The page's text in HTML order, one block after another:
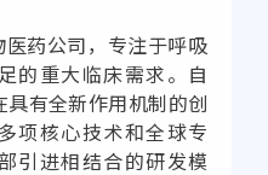
药公司，专注于呼吸
的重大临床需求。自
有全新作用机制的创
项核心技术和全球专
引进相结合的研发模